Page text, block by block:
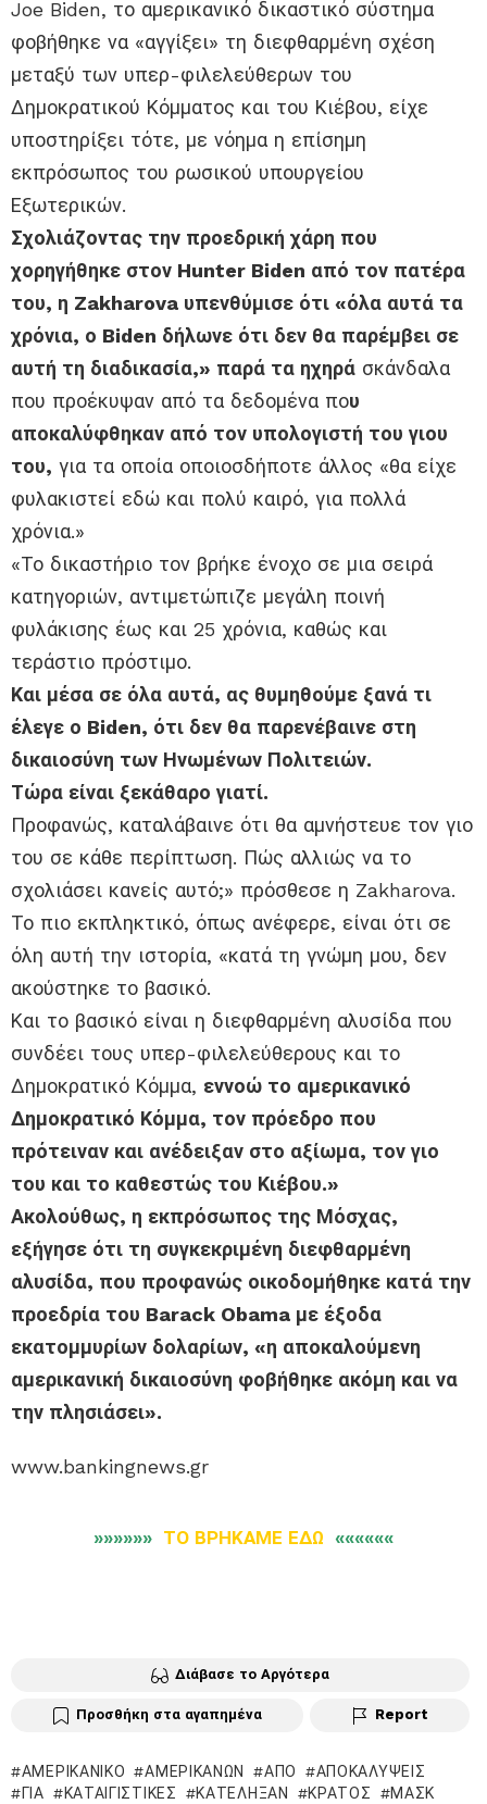
Joe Biden, το αμερικανικό δικαστικό σύστημα
φοβήθηκε να «αγγίξει» τη διεφθαρμένη σχέση
μεταξύ των υπερ-φιλελεύθερων του
Δημοκρατικού Κόμματος και του Κιέβου, είχε
υποστηρίξει τότε, με νόημα η επίσημη
εκπρόσωπος του ρωσικού υπουργείου
Εξωτερικών.
Σχολιάζοντας την προεδρική χάρη που
χορηγήθηκε στον Hunter Biden από τον πατέρα
του, η Zakharova υπενθύμισε ότι «όλα αυτά τα
χρόνια, ο Biden δήλωνε ότι δεν θα παρέμβει σε
αυτή τη διαδικασία,» παρά τα ηχηρά σκάνδαλα
που προέκυψαν από τα δεδομένα που
αποκαλύφθηκαν από τον υπολογιστή του γιου
του, για τα οποία οποιοσδήποτε άλλος «θα είχε
φυλακιστεί εδώ και πολύ καιρό, για πολλά
χρόνια.»
«Το δικαστήριο τον βρήκε ένοχο σε μια σειρά
κατηγοριών, αντιμετώπιζε μεγάλη ποινή
φυλάκισης έως και 25 χρόνια, καθώς και
τεράστιο πρόστιμο.
Και μέσα σε όλα αυτά, ας θυμηθούμε ξανά τι
έλεγε ο Biden, ότι δεν θα παρενέβαινε στη
δικαιοσύνη των Ηνωμένων Πολιτειών.
Τώρα είναι ξεκάθαρο γιατί.
Προφανώς, καταλάβαινε ότι θα αμνήστευε τον γιο
του σε κάθε περίπτωση. Πώς αλλιώς να το
σχολιάσει κανείς αυτό;» πρόσθεσε η Zakharova.
Το πιο εκπληκτικό, όπως ανέφερε, είναι ότι σε
όλη αυτή την ιστορία, «κατά τη γνώμη μου, δεν
ακούστηκε το βασικό.
Και το βασικό είναι η διεφθαρμένη αλυσίδα που
συνδέει τους υπερ-φιλελεύθερους και το
Δημοκρατικό Κόμμα, εννοώ το αμερικανικό
Δημοκρατικό Κόμμα, τον πρόεδρο που
πρότειναν και ανέδειξαν στο αξίωμα, τον γιο
του και το καθεστώς του Κιέβου.»
Ακολούθως, η εκπρόσωπος της Μόσχας,
εξήγησε ότι τη συγκεκριμένη διεφθαρμένη
αλυσίδα, που προφανώς οικοδομήθηκε κατά την
προεδρία του Barack Obama με έξοδα
εκατομμυρίων δολαρίων, «η αποκαλούμενη
αμερικανική δικαιοσύνη φοβήθηκε ακόμη και να
την πλησιάσει».
www.bankingnews.gr
»»»»»» ΤΟ ΒΡΗΚΑΜΕ ΕΔΩ ««««««
Διάβασε το Αργότερα
Προσθήκη στα αγαπημένα Report
ΑΜΕΡΙΚΑΝΙΚΌ ΑΜΕΡΙΚΑΝΏΝ ΑΠΌ
ΑΠΟΚΑΛΎΨΕΙΣ
ΓΙΑ
ΚΑΤΑΙΓΙΣΤΙΚΈΣ ΚΑΤΈΛΗΞΑΝ ΚΡΆΤΟΣ
ΜΆΣΚ